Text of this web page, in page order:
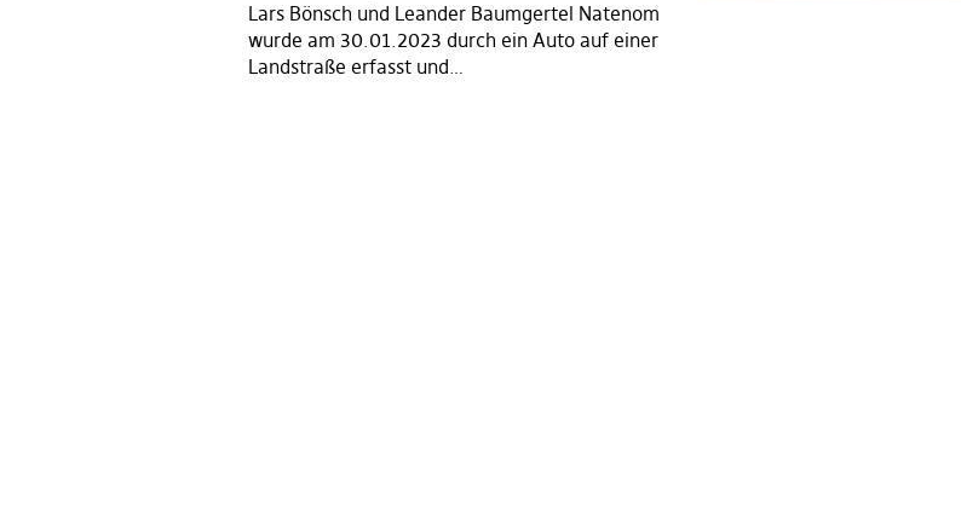
Lars Bönsch und Leander Baumgertel Natenom
wurde am 30.01.2023 durch ein Auto auf einer
Landstraße erfasst und…